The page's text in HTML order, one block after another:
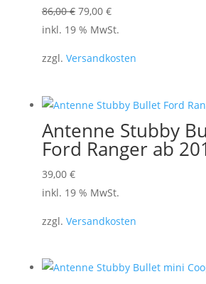
86,00€ Ursprünglicher
Preis
86,00 €
79,00 €Aktueller
Preis
79,00 €.
inkl. 19 % MwSt.
zzgl. Versandkosten
Antenne Stubby
Ford Ranger ab
39,00 €
inkl. 19 % MwSt.
zzgl. Versandkosten